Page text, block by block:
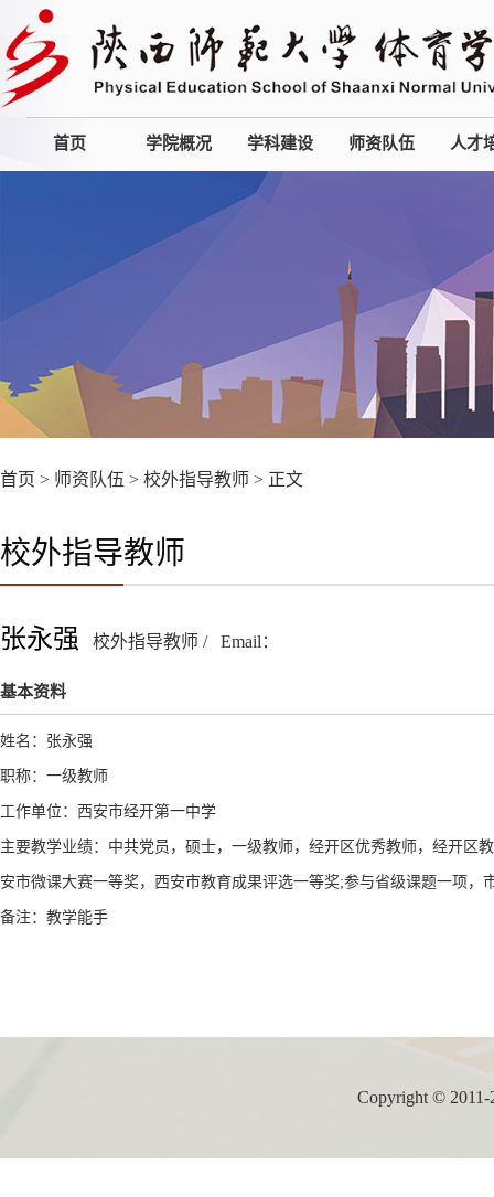
首页 学院概况 学科建设 师资队伍 人才
首页 > 师资队伍 > 校外指导教师 > 正文
校外指导教师
张永强 校外指导教师 / Email：
基本资料
姓名：张永强
职称：一级教师
工作单位：西安市经开第一中学
主要教学业绩：中共党员，硕士，一级教师，经开区优秀教师，经开区
安市微课大赛一等奖，西安市教育成果评选一等奖;参与省级课题一项，
备注：教学能手
Copyright ©